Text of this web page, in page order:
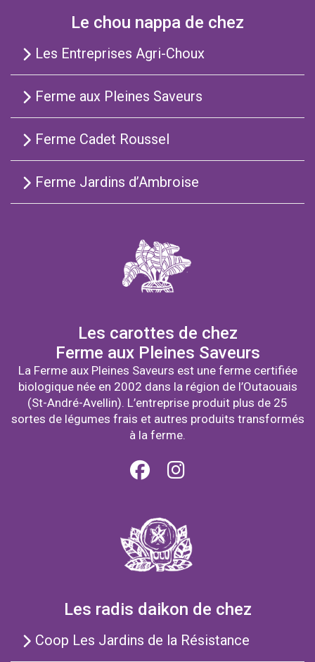
Le chou nappa de chez
Les Entreprises Agri-Choux
Ferme aux Pleines Saveurs
Ferme Cadet Roussel
Ferme Jardins d’Ambroise
Les carottes de chez
Ferme aux Pleines Saveurs
La Ferme aux Pleines Saveurs est une ferme certifiée
biologique née en 2002 dans la région de l’Outaouais
(St-André-Avellin). L’entreprise produit plus de 25
sortes de légumes frais et autres produits transformés
à la ferme.
Les radis daikon de chez
Coop Les Jardins de la Résistance